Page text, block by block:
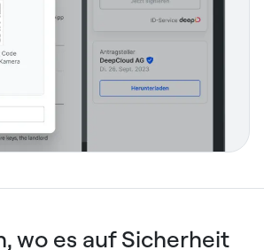
wo es auf Sicherheit